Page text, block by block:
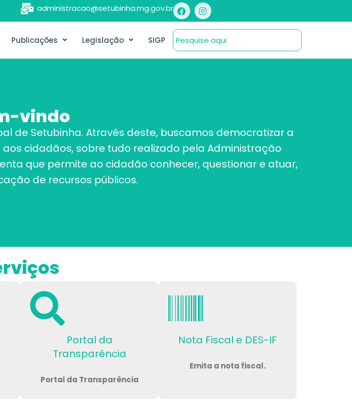
administracao@setubinha.mg.gov.br
Publicações Legislação SIGP
vindo
de Setubinha. Através deste, buscamos democratizar a
cidadãos, sobre tudo realizado pela Administração
que permite ao cidadão conhecer, questionar e atuar,
de recursos públicos.
Portal da
Transparência
Portal da Transparência
Nota Fiscal e DES-IF
Emita a nota fiscal.